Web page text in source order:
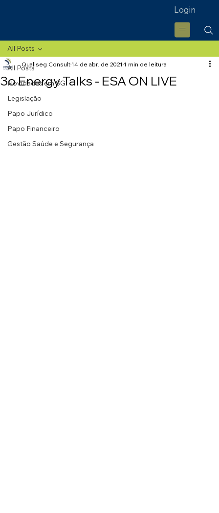
Login
All Posts
Novidades em SGI
Legislação
Papo Jurídico
Papo Financeiro
Gestão Saúde e Segurança
All Posts
3o Energy Talks - ESA ON LIVE
Qualiseg Consult 14 de abr. de 2021 1 min de leitura